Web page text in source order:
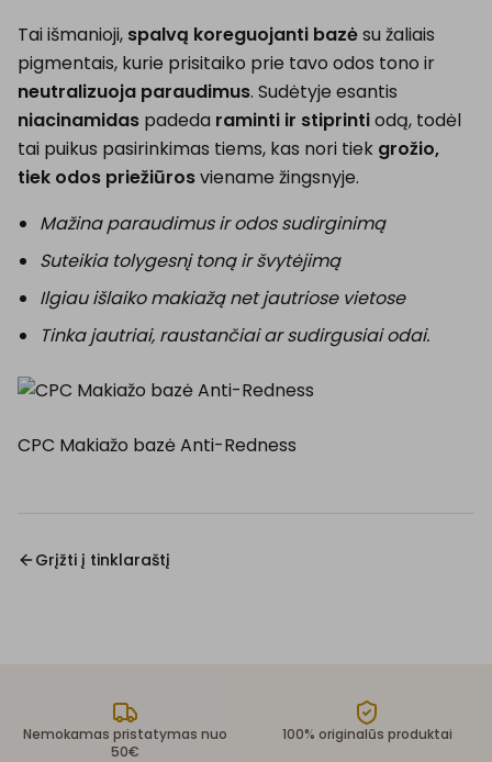
Tai išmanioji, spalvą koreguojanti bazėsu žaliais
pigmentais, kurie prisitaiko prie tavo odos tono ir
neutralizuoja paraudimus. Sudėtyje esantis
niacinamidas padeda raminti ir stiprintiodą, todėl
tai puikus pasirinkimas tiems, kas nori tiek grožio,
tiek odos priežiūrosviename žingsnyje.
Mažina paraudimus ir odos sudirginimą
Suteikia tolygesnį toną ir švytėjimą
Ilgiau išlaiko makiažą net jautriose vietose
Tinka jautriai, raustančiai ar sudirgusiai odai.
CPC Makiažo bazė Anti-Redness
Grįžti į tinklaraštį
Nemokamas pristatymas nuo
50€
100% originalūs produktai